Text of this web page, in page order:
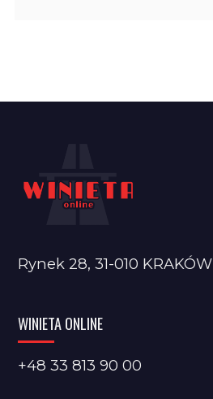
Rynek 28, 31-010 KRAKÓW
WINIETA ONLINE
+48 33 813 90 00